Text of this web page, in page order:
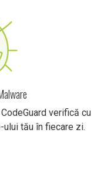
verifică cu
tău în fiecare zi.